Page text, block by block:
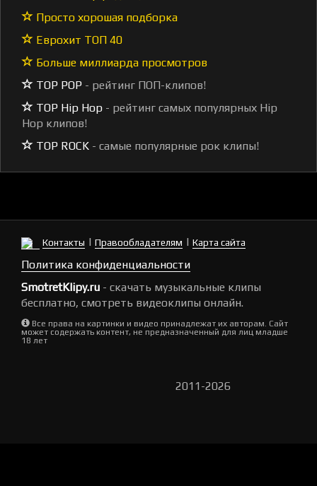
Просто хорошая подборка
Еврохит ТОП 40
Больше миллиарда просмотров
TOP POP - рейтинг ПОП-клипов!
TOP Hip Hop - рейтинг самых популярных Hip
Hop клипов!
TOP ROCK - самые популярные рок клипы!
Контакты | Правообладателям | Карта сайта
Политика конфиденциальности
SmotretKlipy.ru - скачать музыкальные клипы
бесплатно, смотреть видеоклипы онлайн.
Все права на картинки и видео принадлежат их авторам. Сайт
может содержать контент, не предназначенный для лиц младше
18 лет
2011-2026